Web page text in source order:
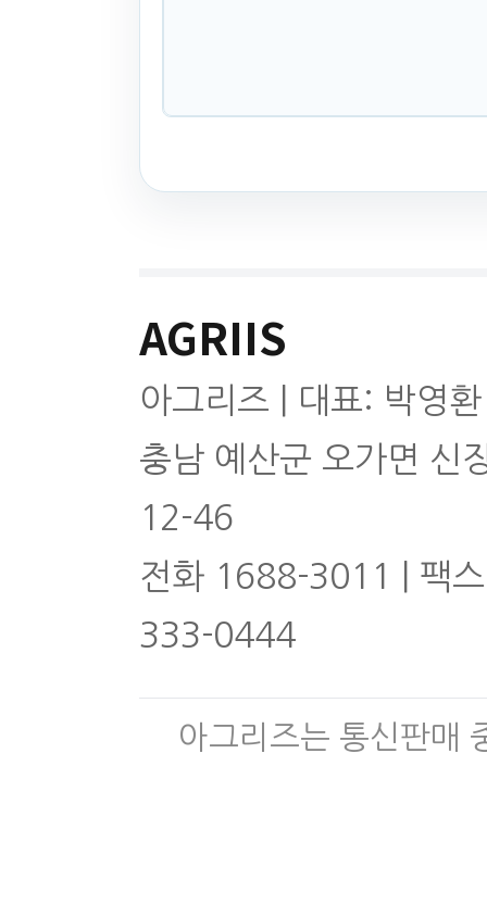
AGRIIS
아그리즈 | 대표: 박영환
충남 예산군 오가면 신
12-46
전화 1688-3011 | 팩
333-0444
아그리즈는 통신판매